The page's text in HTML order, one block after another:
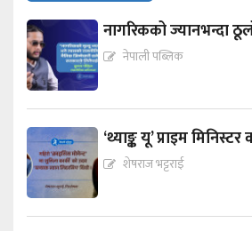
नागरिकको ज्यानभन्दा
नेपाली पब्लिक
‘थ्याङ्क यू’ प्राइम मिनिस्टर
शेषराज भट्टराई